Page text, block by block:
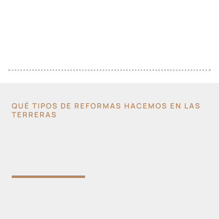
QUÉ TIPOS DE REFORMAS HACEMOS EN LAS
TERRERAS